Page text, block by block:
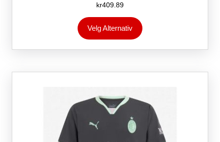
kr409.89
Velg Alternativ
produktet
flere
Alternativene
på
produktsiden